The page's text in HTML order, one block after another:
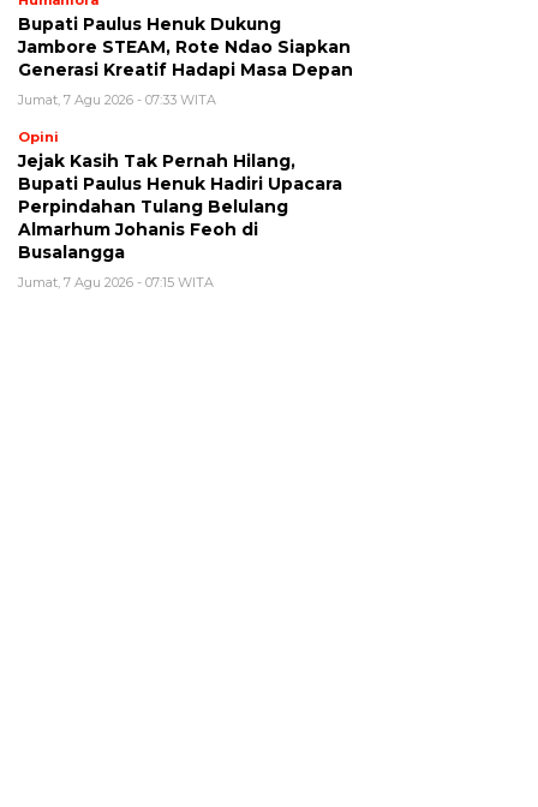
Bupati Paulus Henuk Dukung
Jambore STEAM, Rote Ndao Siapkan
Generasi Kreatif Hadapi Masa Depan
Jumat, 7 Agu 2026 - 07:33 WITA
Opini
Jejak Kasih Tak Pernah Hilang,
Bupati Paulus Henuk Hadiri Upacara
Perpindahan Tulang Belulang
Almarhum Johanis Feoh di
Busalangga
Jumat, 7 Agu 2026 - 07:15 WITA